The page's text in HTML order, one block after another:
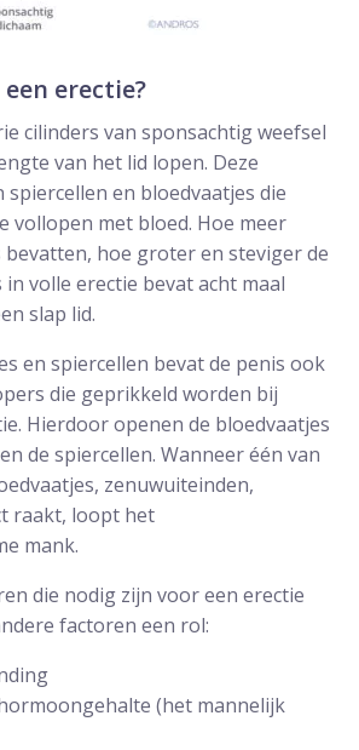
erectie?
cilinders van sponsachtig weefsel
van het lid lopen. Deze
en bloedvaatjes die
vollopen met bloed. Hoe meer
bevatten, hoe groter en steviger de
in volle erectie bevat acht maal
slap lid.
en spiercellen bevat de penis ook
die geprikkeld worden bij
Hierdoor openen de bloedvaatjes
de spiercellen. Wanneer één van
zenuwuiteinden,
raakt, loopt het
mank.
die nodig zijn voor een erectie
factoren een rol:
(het mannelijk